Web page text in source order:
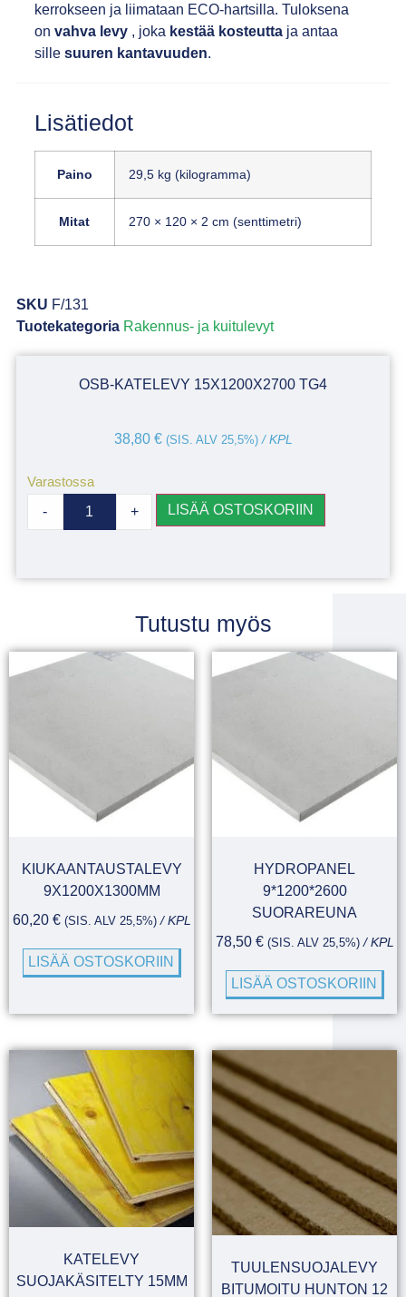
kerrokseen ja liimataan ECO-hartsilla. Tuloksena
on vahva levy, joka kestää kosteuttaja antaa
sille suuren kantavuuden.
Lisätiedot
Paino 29,5 kg (kilogramma)
Mitat 270 × 120 × 2 cm (senttimetri)
SKU F/131
Tuotekategoria Rakennus- ja kuitulevyt
OSB-KATELEVY 15X1200X2700 TG4
38,80 € (SIS. ALV 25,5%)/ KPL
Varastossa
- + LISÄÄ OSTOSKORIIN
Tutustu myös
KIUKAANTAUSTALEVY
9X1200X1300MM
60,20 € (SIS. ALV 25,5%)/ KPL
LISÄÄ OSTOSKORIIN
HYDROPANEL
9*1200*2600
SUORAREUNA
78,50 € (SIS. ALV 25,5%)/ KPL
LISÄÄ OSTOSKORIIN
KATELEVY
SUOJAKÄSITELTY 15MM
TUULENSUOJALEVY
BITUMOITU HUNTON 12